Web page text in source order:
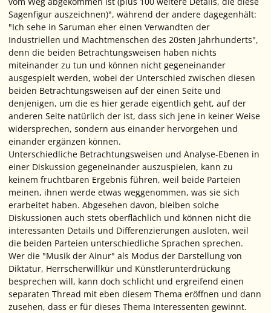
Sagenfigur auszeichnen)", während der andere dagegenhält:
"Ich sehe in Saruman eher einen Verwandten der
Industriellen und Machtmenschen des 20sten Jahrhunderts",
denn die beiden Betrachtungsweisen haben nichts
miteinander zu tun und können nicht gegeneinander
ausgespielt werden, wobei der Unterschied zwischen diesen
beiden Betrachtungsweisen auf der einen Seite und
denjenigen, um die es hier gerade eigentlich geht, auf der
anderen Seite natürlich der ist, dass sich jene in keiner Weise
widersprechen, sondern aus einander hervorgehen und
einander ergänzen können.
Unterschiedliche Betrachtungsweisen und Analyse-Ebenen in
einer Diskussion gegeneinander auszuspielen, kann zu
keinem fruchtbaren Ergebnis führen, weil beide Parteien
meinen, ihnen werde etwas weggenommen, was sie sich
erarbeitet haben. Abgesehen davon, bleiben solche
Diskussionen auch stets oberflächlich und können nicht die
interessanten Details und Differenzierungen ausloten, weil
die beiden Parteien unterschiedliche Sprachen sprechen.
Wer die "Musik der Ainur" als Modus der Darstellung von
Diktatur, Herrscherwillkür und Künstlerunterdrückung
besprechen will, kann doch schlicht und ergreifend einen
separaten Thread mit eben diesem Thema eröffnen und dann
zusehen, dass er für dieses Thema Interessenten gewinnt.